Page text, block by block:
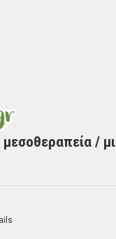
μεσοθεραπεία /